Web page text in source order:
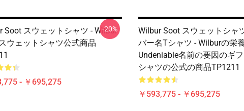
Soot スウェットシャツ - Wilbur
ウェットシャツ公式商品
- ￥695,275
-20%
Wilbur Soot スウェットシャ
バー名Tシャツ - Wilburの栄
Undeniable名前の要因のギ
シャツの公式の商品TP1211
￥593,775 - ￥695,275